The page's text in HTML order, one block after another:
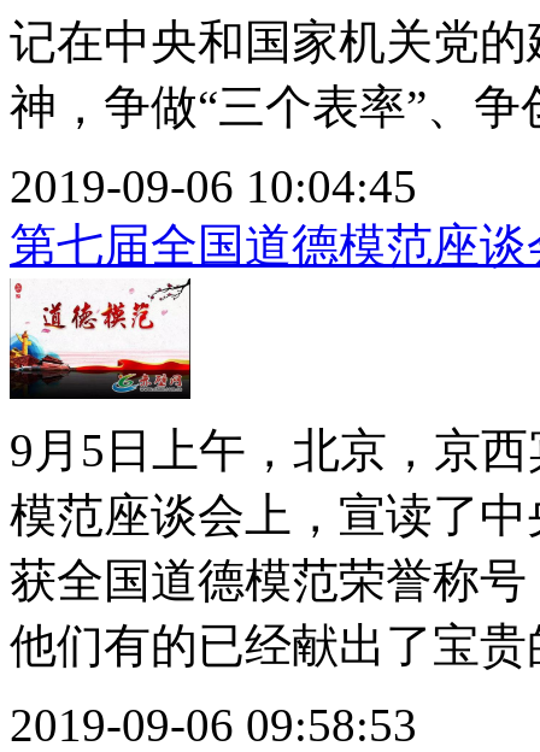
记在中央和国家机关党
神，争做“三个表率”、争
2019-09-06 10:04:45
第七届全国道德模范座
9月5日上午，北京，京
模范座谈会上，宣读了
获全国道德模范荣誉称
他们有的已经献出了宝贵
2019-09-06 09:58:53